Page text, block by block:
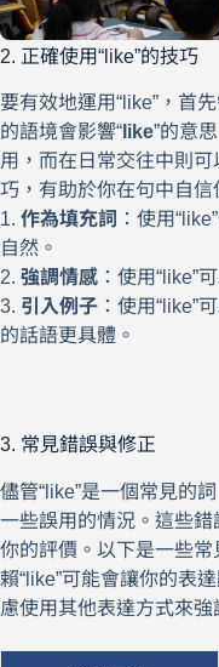
2. 正確使用“like”的技巧
要有效地運用“like”，首
的語境會影響“ like”的意
用，而在日常交往中則
巧，有助於你在句中自信
1. 作為填充詞 ：使用
自然。
2. 強調情感 ：使用“like”
3. 引入例子 ：使用“like”
的話語更具體。
3. 常見錯誤與修正
儘管“like”是一個常見的
一些誤用的情況。這些
你的評價。以下是一些
賴“like”可能會讓你的表
慮使用其他表達方式來強